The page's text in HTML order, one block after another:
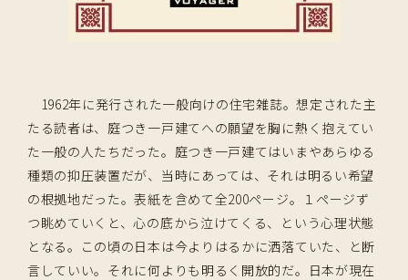
1962年に発行された一般向けの住宅雑誌。想定された主
たる読者は、庭つき一戸建てへの願望を胸に熱く抱えてい
た一般の人たちだった。庭つき一戸建てはいまやあらゆる
種類の抑圧装置だが、当時にあっては、それは明るい希望
の根拠地だった。表紙を含めて全200ページ。１ページず
つ眺めていくと、心の底から泣けてくる、という心理状態
となる。この頃の日本は今よりはるかに洒落ていた、と断
言していい。それに何よりも明るく開放的だ。日本が現在